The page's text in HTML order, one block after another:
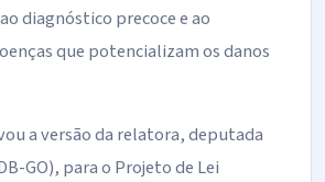
diagnóstico precoce e ao
que potencializam os danos
a versão da relatora, deputada
GO), para o Projeto de Lei